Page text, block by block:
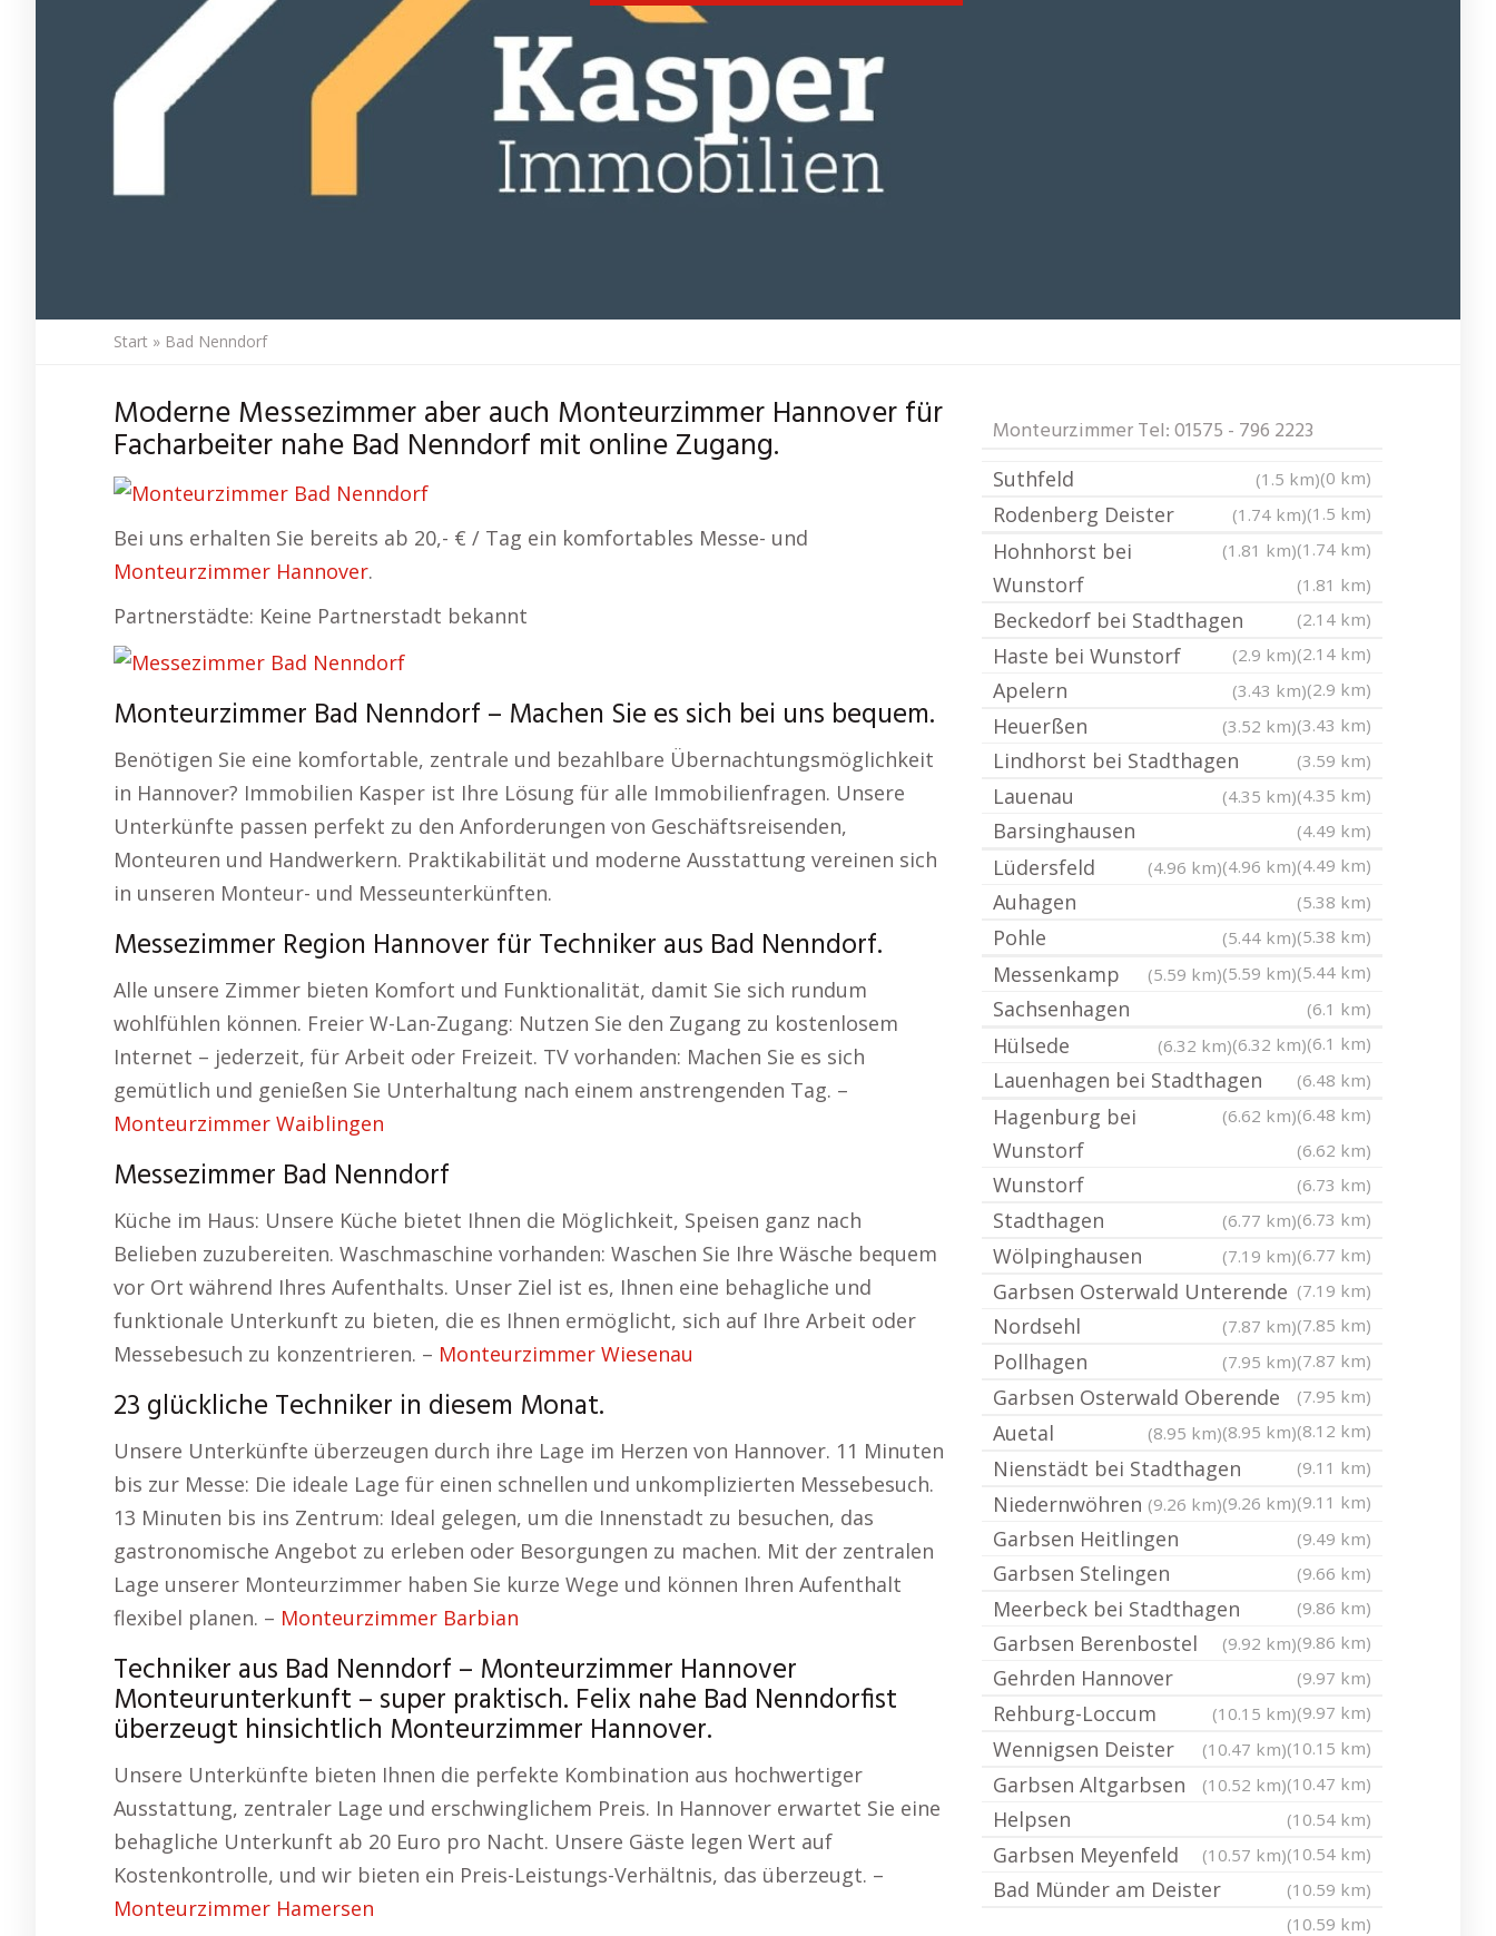
Start » Bad Nenndorf
Moderne Messezimmer aber auch Monteurzimmer Hannover für
Facharbeiter nahe Bad Nenndorf mit online Zugang.
Bei uns erhalten Sie bereits ab 20,- € / Tag ein komfortables Messe- und
Monteurzimmer Hannover.
Partnerstädte: Keine Partnerstadt bekannt
Monteurzimmer Bad Nenndorf – Machen Sie es sich bei uns bequem.
Benötigen Sie eine komfortable, zentrale und bezahlbare Übernachtungsmöglichkeit
in Hannover? Immobilien Kasper ist Ihre Lösung für alle Immobilienfragen. Unsere
Unterkünfte passen perfekt zu den Anforderungen von Geschäftsreisenden,
Monteuren und Handwerkern. Praktikabilität und moderne Ausstattung vereinen sich
in unseren Monteur- und Messeunterkünften.
Messezimmer Region Hannover für Techniker aus Bad Nenndorf.
Alle unsere Zimmer bieten Komfort und Funktionalität, damit Sie sich rundum
wohlfühlen können. Freier W-Lan-Zugang: Nutzen Sie den Zugang zu kostenlosem
Internet – jederzeit, für Arbeit oder Freizeit. TV vorhanden: Machen Sie es sich
gemütlich und genießen Sie Unterhaltung nach einem anstrengenden Tag. –
Monteurzimmer Waiblingen
Messezimmer Bad Nenndorf
Küche im Haus: Unsere Küche bietet Ihnen die Möglichkeit, Speisen ganz nach
Belieben zuzubereiten. Waschmaschine vorhanden: Waschen Sie Ihre Wäsche bequem
vor Ort während Ihres Aufenthalts. Unser Ziel ist es, Ihnen eine behagliche und
funktionale Unterkunft zu bieten, die es Ihnen ermöglicht, sich auf Ihre Arbeit oder
Messebesuch zu konzentrieren. – Monteurzimmer Wiesenau
23 glückliche Techniker in diesem Monat.
Unsere Unterkünfte überzeugen durch ihre Lage im Herzen von Hannover. 11 Minuten
bis zur Messe: Die ideale Lage für einen schnellen und unkomplizierten Messebesuch.
13 Minuten bis ins Zentrum: Ideal gelegen, um die Innenstadt zu besuchen, das
gastronomische Angebot zu erleben oder Besorgungen zu machen. Mit der zentralen
Lage unserer Monteurzimmer haben Sie kurze Wege und können Ihren Aufenthalt
flexibel planen. – Monteurzimmer Barbian
Techniker aus Bad Nenndorf – Monteurzimmer Hannover
Monteurunterkunft – super praktisch. Felix nahe Bad Nenndorfist
überzeugt hinsichtlich Monteurzimmer Hannover.
Unsere Unterkünfte bieten Ihnen die perfekte Kombination aus hochwertiger
Ausstattung, zentraler Lage und erschwinglichem Preis. In Hannover erwartet Sie eine
behagliche Unterkunft ab 20 Euro pro Nacht. Unsere Gäste legen Wert auf
Kostenkontrolle, und wir bieten ein Preis-Leistungs-Verhältnis, das überzeugt. –
Monteurzimmer Hamersen
Monteurzimmer Tel: 01575 - 796 2223
(0 km)
Suthfeld
(1.5 km)
(1.5 km)
Rodenberg Deister
(1.74 km)
(1.74 km)
(1.81 km)
Hohnhorst bei
Wunstorf
(1.81 km)
(2.14 km)
Beckedorf bei Stadthagen
(2.14 km)
(2.9 km)
Haste bei Wunstorf
(2.9 km)
Apelern
(3.43 km)
(3.43 km)
Heuerßen (3.52 km)
Lindhorst bei Stadthagen
(3.59 km)
(4.35 km)
Lauenau (4.35 km)
Barsinghausen
(4.49 km)
(4.49 km)
(4.96 km)
Lüdersfeld (4.96 km)
Auhagen
(5.38 km)
(5.38 km)
Pohle
(5.44 km)
(5.44 km)
(5.59 km)
Messenkamp (5.59 km)
Sachsenhagen
(6.1 km)
(6.1 km)
(6.32 km)
Hülsede (6.32 km)
Lauenhagen bei Stadthagen
(6.48 km)
(6.48 km)
(6.62 km)
Hagenburg bei
Wunstorf
(6.62 km)
Wunstorf
(6.73 km)
(6.73 km)
Stadthagen
(6.77 km)
(6.77 km)
Wölpinghausen
(7.19 km)
(7.19 km)
Garbsen Osterwald Unterende
(7.85 km)
Nordsehl
(7.87 km)
(7.87 km)
Pollhagen
(7.95 km)
(7.95 km)
Garbsen Osterwald Oberende
(8.12 km)
(8.95 km)
Auetal
(8.95 km)
(9.11 km)
Nienstädt bei Stadthagen
(9.11 km)
(9.26 km)
Niedernwöhren (9.26 km)
Garbsen Heitlingen (9.49 km)
Garbsen Stelingen
(9.66 km)
(9.86 km)
Meerbeck bei Stadthagen
(9.86 km)
Garbsen Berenbostel (9.92 km)
Gehrden Hannover
(9.97 km)
(9.97 km)
Rehburg-Loccum
(10.15 km)
(10.15 km)
Wennigsen Deister
(10.47 km)
(10.47 km)
Garbsen Altgarbsen (10.52 km)
Helpsen
(10.54 km)
(10.54 km)
Garbsen Meyenfeld (10.57 km)
Bad Münder am Deister
(10.59 km)
(10.59 km)